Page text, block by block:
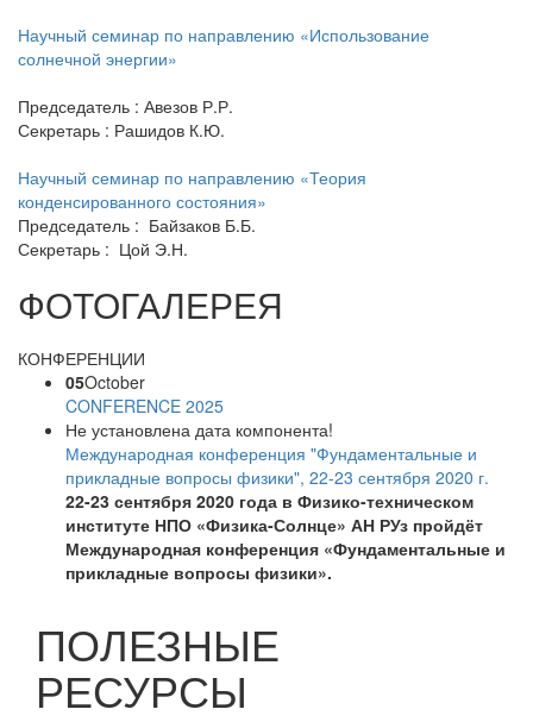
Научный семинар по направлению «Использование
солнечной энергии»
Председатель : Авезов Р.Р.
Секретарь : Рашидов К.Ю.
Научный семинар по направлению «Теория
конденсированного состояния»
Председатель : Байзаков Б.Б.
Секретарь : Цой Э.Н.
ФОТОГАЛЕРЕЯ
КОНФЕРЕНЦИИ
05October
CONFERENCE 2025
Не установлена дата компонента!
Международная конференция "Фундаментальные и
прикладные вопросы физики", 22-23 сентября 2020 г.
22-23 сентября 2020 года в Физико-техническом
институте НПО «Физика-Солнце» АН РУз пройдёт
Международная конференция «Фундаментальные и
прикладные вопросы физики».
ПОЛЕЗНЫЕ
РЕСУРСЫ